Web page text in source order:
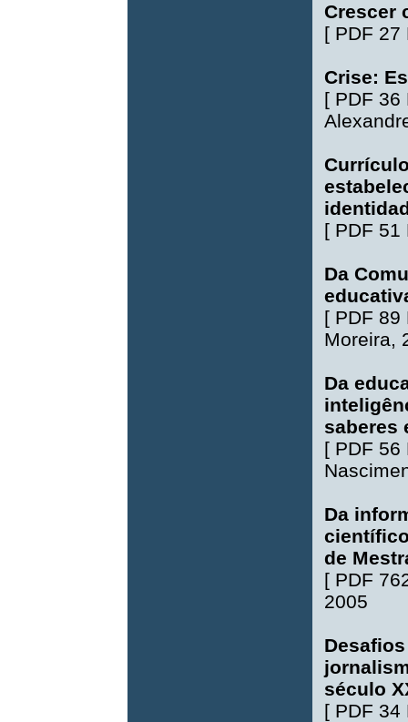
Crescer
[ PDF 27
Crise:
[ PDF 36
[ PDF 51
Da
[ PDF 89
Moreira,
Da
saberes
[ PDF 56
Da
de
[ PDF
2005
século
[ PDF 34